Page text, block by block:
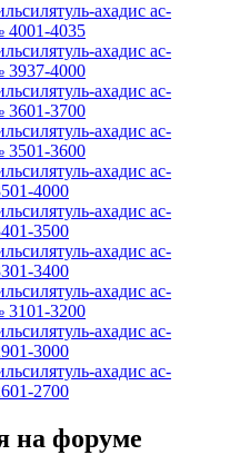
ахадис ас-
4035
ахадис ас-
4000
ахадис ас-
3700
ахадис ас-
3600
ахадис ас-
4000
ахадис ас-
3500
ахадис ас-
3400
ахадис ас-
3200
ахадис ас-
3000
ахадис ас-
2700
на форуме